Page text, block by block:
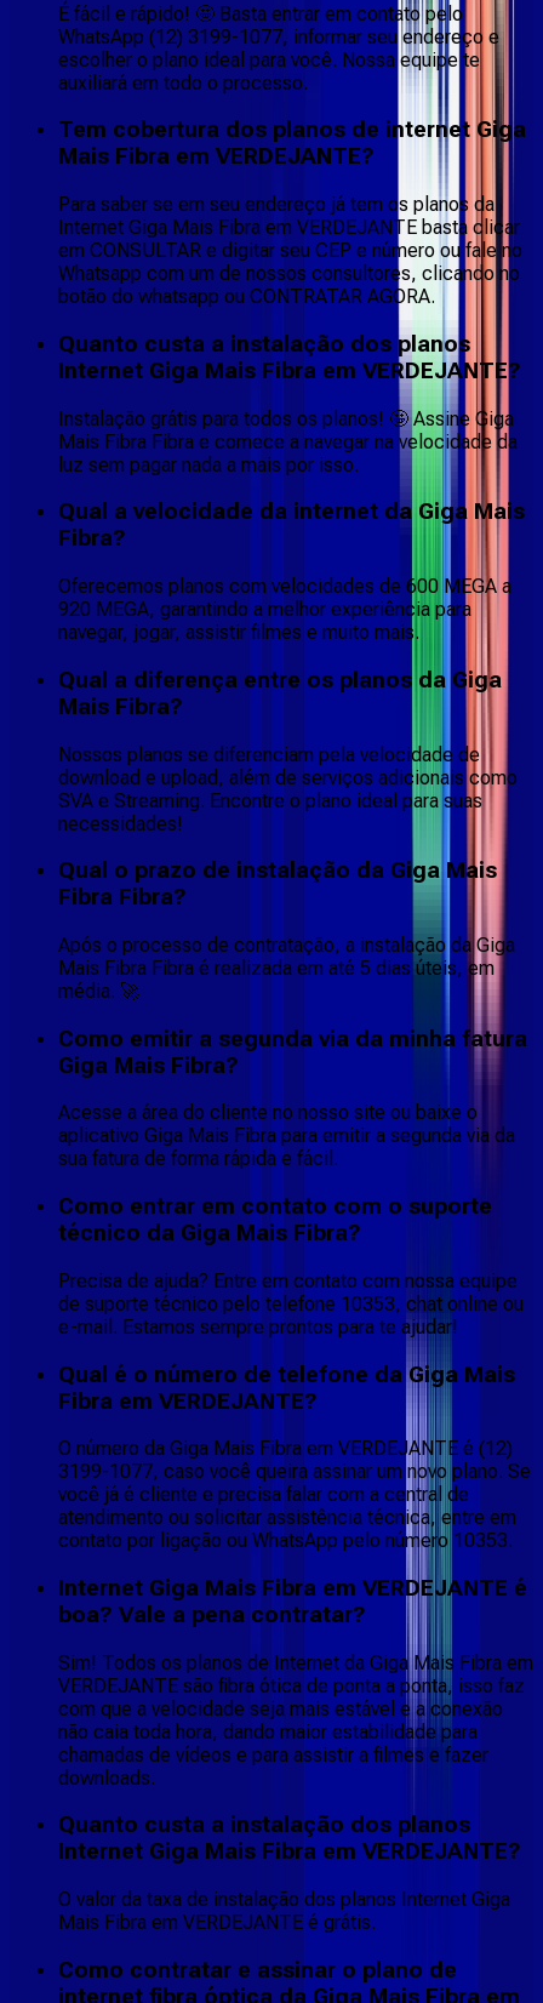
É fácil e rápido! 🤩 Basta entrar em contato pelo
WhatsApp (12) 3199-1077, informar seu endereço e
escolher o plano ideal para você. Nossa equipe te
auxiliará em todo o processo.
Tem cobertura dos planos de internet Giga
Mais Fibra em VERDEJANTE?
Para saber se em seu endereço já tem os planos da
Internet Giga Mais Fibra em VERDEJANTE basta clicar
em CONSULTAR e digitar seu CEP e número ou fale no
Whatsapp com um de nossos consultores, clicando no
botão do whatsapp ou CONTRATAR AGORA.
Quanto custa a instalação dos planos
Internet Giga Mais Fibra em VERDEJANTE?
Instalação grátis para todos os planos! 🤩 Assine Giga
Mais Fibra Fibra e comece a navegar na velocidade da
luz sem pagar nada a mais por isso.
Qual a velocidade da internet da Giga Mais
Fibra?
Oferecemos planos com velocidades de 600 MEGA a
920 MEGA, garantindo a melhor experiência para
navegar, jogar, assistir filmes e muito mais.
Qual a diferença entre os planos da Giga
Mais Fibra?
Nossos planos se diferenciam pela velocidade de
download e upload, além de serviços adicionais como
SVA e Streaming. Encontre o plano ideal para suas
necessidades!
Qual o prazo de instalação da Giga Mais
Fibra Fibra?
Após o processo de contratação, a instalação da Giga
Mais Fibra Fibra é realizada em até 5 dias úteis, em
média. 🚀
Como emitir a segunda via da minha fatura
Giga Mais Fibra?
Acesse a área do cliente no nosso site ou baixe o
aplicativo Giga Mais Fibra para emitir a segunda via da
sua fatura de forma rápida e fácil.
Como entrar em contato com o suporte
técnico da Giga Mais Fibra?
Precisa de ajuda? Entre em contato com nossa equipe
de suporte técnico pelo telefone 10353, chat online ou
e-mail. Estamos sempre prontos para te ajudar!
Qual é o número de telefone da Giga Mais
Fibra em VERDEJANTE?
O número da Giga Mais Fibra em VERDEJANTE é (12)
3199-1077, caso você queira assinar um novo plano. Se
você já é cliente e precisa falar com a central de
atendimento ou solicitar assistência técnica, entre em
contato por ligação ou WhatsApp pelo número 10353.
Internet Giga Mais Fibra em VERDEJANTE é
boa? Vale a pena contratar?
Sim! Todos os planos de Internet da Giga Mais Fibra em
VERDEJANTE são fibra ótica de ponta a ponta, isso faz
com que a velocidade seja mais estável e a conexão
não caia toda hora, dando maior estabilidade para
chamadas de vídeos e para assistir a filmes e fazer
downloads.
Quanto custa a instalação dos planos
Internet Giga Mais Fibra em VERDEJANTE?
O valor da taxa de instalação dos planos Internet Giga
Mais Fibra em VERDEJANTE é grátis.
Como contratar e assinar o plano de
internet fibra óptica da Giga Mais Fibra em